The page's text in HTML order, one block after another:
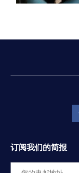
订阅我们的简报